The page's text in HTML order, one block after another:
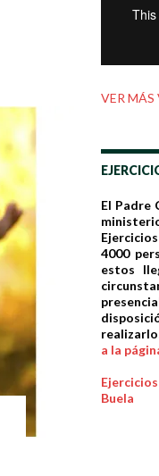
VER MÁS
El Padre
4000
estos
a la
Buela